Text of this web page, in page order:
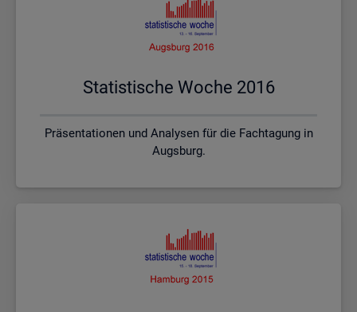
Sta­tis­ti­sche Woche 2016
Präsentationen und Analysen für die Fachtagung in
Augsburg.